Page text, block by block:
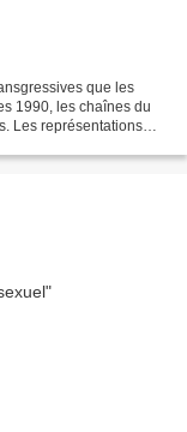
que les
1990, les chaînes du
Les représentations